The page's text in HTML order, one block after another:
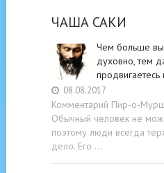
ЧАША САКИ
Чем больше вы
духовно, тем
08.08.2017
Комментарий Пир-о-
Обычный человек не
поэтому люди всегда
дело. Его …